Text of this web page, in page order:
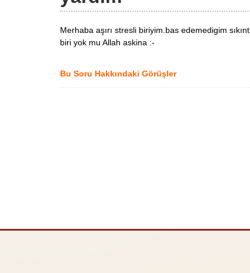
Merhaba aşırı stresli biriyim.bas edemedigim
biri yok mu Allah askina :-
Bu Soru Hakkındaki Görüşler